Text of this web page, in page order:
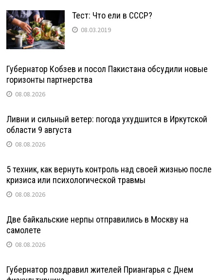
Тест: Что ели в СССР?
08.03.2019
Губернатор Кобзев и посол Пакистана обсудили новые
горизонты партнерства
08.08.2026
Ливни и сильный ветер: погода ухудшится в Иркутской
области 9 августа
08.08.2026
5 техник, как вернуть контроль над своей жизнью после
кризиса или психологической травмы
08.08.2026
Две байкальские нерпы отправились в Москву на
самолете
08.08.2026
Губернатор поздравил жителей Приангарья с Днем